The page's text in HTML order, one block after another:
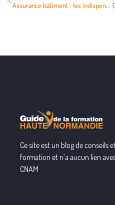
Assurance bâtiment : les indispensables pour sécuriser votre entreprise
Ce site est un blog de conseils
formation et n’a aucun lien
CNAM